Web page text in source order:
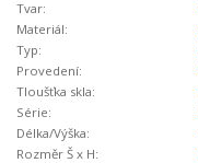
Tvar:
Materiál:
Typ:
Provedení:
Tloušťka skla:
Série:
Délka/Výška:
Rozměr Š x H: